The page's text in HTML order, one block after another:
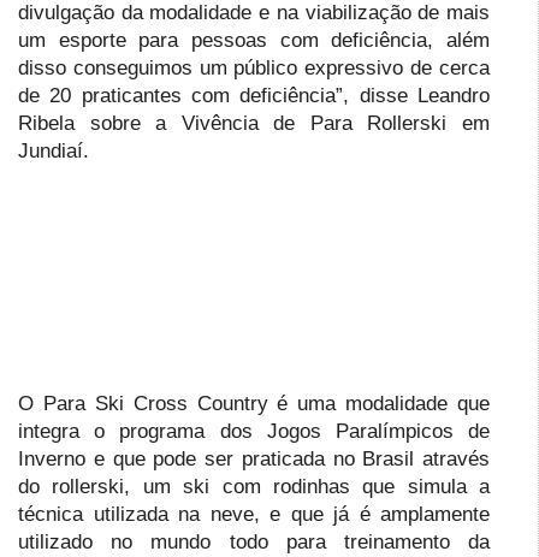
divulgação da modalidade e na viabilização de mais
um esporte para pessoas com deficiência, além
disso conseguimos um público expressivo de cerca
de 20 praticantes com deficiência”, disse Leandro
Ribela sobre a Vivência de Para Rollerski em
Jundiaí.
O Para Ski Cross Country é uma modalidade que
integra o programa dos Jogos Paralímpicos de
Inverno e que pode ser praticada no Brasil através
do rollerski, um ski com rodinhas que simula a
técnica utilizada na neve, e que já é amplamente
utilizado no mundo todo para treinamento da